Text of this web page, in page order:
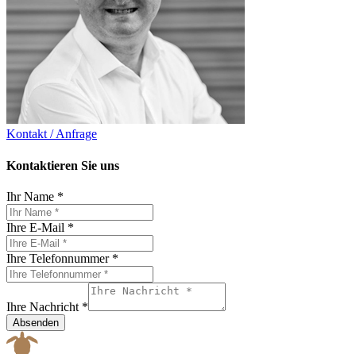
Kontakt / Anfrage
Kontaktieren Sie uns
Ihr Name *
Ihre E-Mail *
Ihre Telefonnummer *
Ihre Nachricht *
Absenden